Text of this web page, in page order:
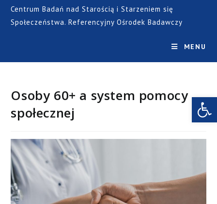
Open toolbar
Centrum Badań nad Starością i Starzeniem się
Społeczeństwa. Referencyjny Ośrodek Badawczy
MENU
Osoby 60+ a system pomocy
społecznej